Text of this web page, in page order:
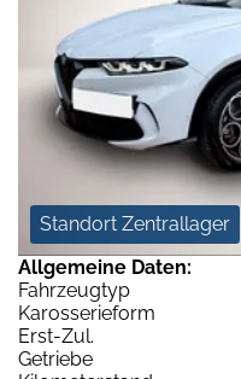
Standort Zentrallager
Allgemeine Daten:
Fahrzeugtyp
Karosserieform
Erst-Zul.
Getriebe